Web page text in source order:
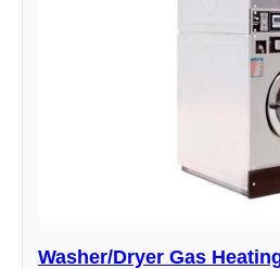
Washer/Dryer Gas